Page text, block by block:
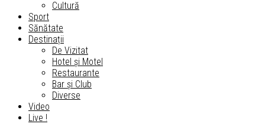
Cultură
Sport
Sănătate
Destinații
De Vizitat
Hotel și Motel
Restaurante
Bar și Club
Diverse
Video
Live !